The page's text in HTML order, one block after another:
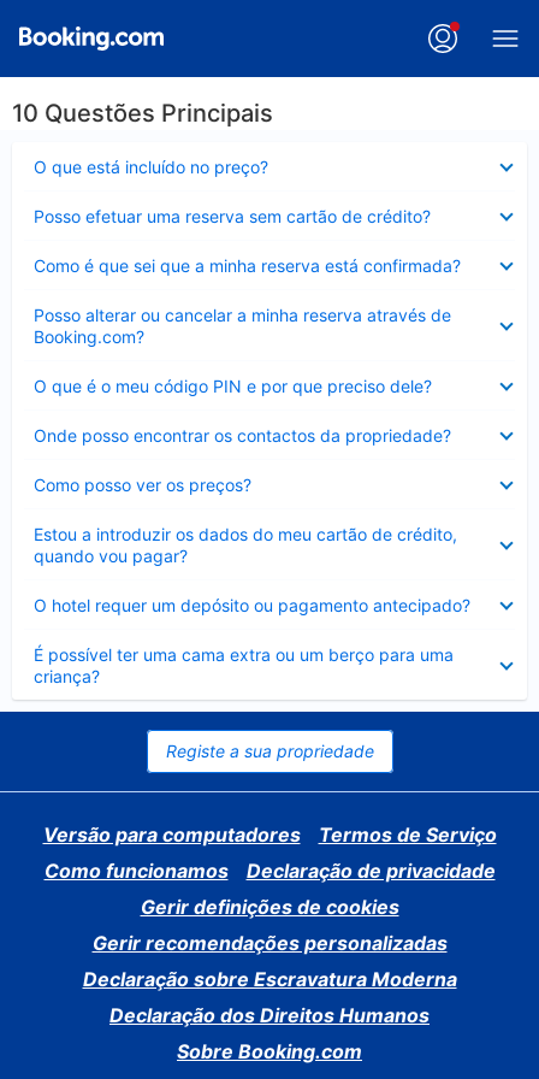
10 Questões Principais
O que está incluído no preço?
fechado
Posso efetuar uma reserva sem cartão de crédito?
fechado
Como é que sei que a minha reserva está confirmada?
fechado
Posso alterar ou cancelar a minha reserva através de
Booking.com?
fechado
O que é o meu código PIN e por que preciso dele?
fechado
Onde posso encontrar os contactos da propriedade?
fechado
Como posso ver os preços?
fechado
Estou a introduzir os dados do meu cartão de crédito,
quando vou pagar?
fechado
O hotel requer um depósito ou pagamento antecipado?
fechado
É possível ter uma cama extra ou um berço para uma
criança?
Elemento
fechado
Registe a sua propriedade
Versão para computadores
Termos de Serviço
Como funcionamos
Declaração de privacidade
Gerir definições de cookies
Gerir recomendações personalizadas
Declaração sobre Escravatura Moderna
Declaração dos Direitos Humanos
Sobre Booking.com